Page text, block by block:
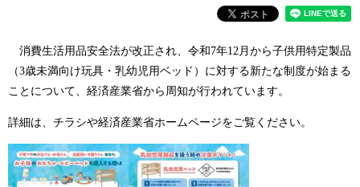
消費生活用品安全法が改正され、令和7年12月から子供用特定製品
（3歳未満向け玩具・乳幼児用ベッド）に対する新たな制度が始まる
ことについて、経済産業省から周知が行われています。
詳細は、チラシや経済産業省ホームページをご覧ください。